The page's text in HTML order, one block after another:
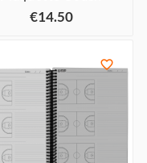
€14.50
